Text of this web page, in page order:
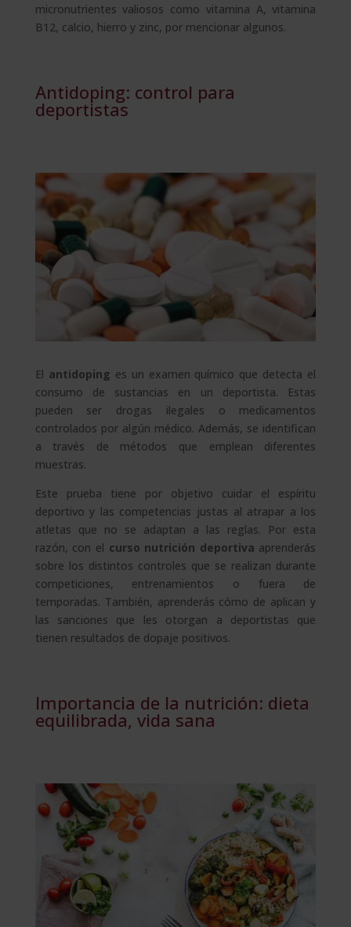
micronutrientes valiosos como vitamina A, vitamina
B12, calcio, hierro y zinc, por mencionar algunos.
Antidoping: control para
deportistas
El antidoping es un examen químico que detecta el
consumo de sustancias en un deportista. Estas
pueden ser drogas ilegales o medicamentos
controlados por algún médico. Además, se identifican
a través de métodos que emplean diferentes
muestras.
Este prueba tiene por objetivo cuidar el espíritu
deportivo y las competencias justas al atrapar a los
atletas que no se adaptan a las reglas. Por esta
razón, con el curso nutrición deportiva aprenderás
sobre los distintos controles que se realizan durante
competiciones, entrenamientos o fuera de
temporadas. También, aprenderás cómo de aplican y
las sanciones que les otorgan a deportistas que
tienen resultados de dopaje positivos.
Importancia de la nutrición: dieta
equilibrada, vida sana